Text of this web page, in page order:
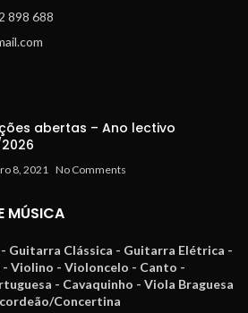
898 688
abertas – Ano lectivo
8, 2021 No Comments
MÚSICA
Guitarra Clássica - Guitarra Elétrica -
Violino - Violoncelo - Canto -
- Cavaquinho - Viola Braguesa
Concertina